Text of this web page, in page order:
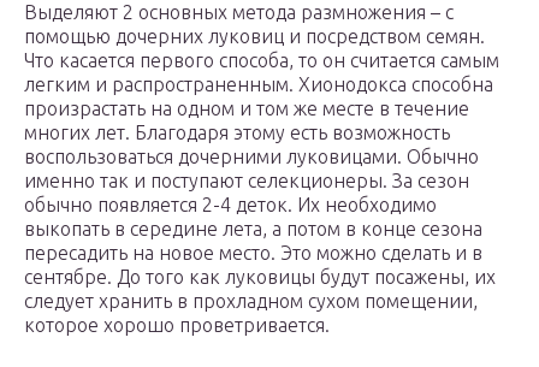
Выделяют 2 основных метода размножения – с
помощью дочерних луковиц и посредством семян.
Что касается первого способа, то он считается самым
легким и распространенным. Хионодокса способна
произрастать на одном и том же месте в течение
многих лет. Благодаря этому есть возможность
воспользоваться дочерними луковицами. Обычно
именно так и поступают селекционеры. За сезон
обычно появляется 2-4 деток. Их необходимо
выкопать в середине лета, а потом в конце сезона
пересадить на новое место. Это можно сделать и в
сентябре. До того как луковицы будут посажены, их
следует хранить в прохладном сухом помещении,
которое хорошо проветривается.